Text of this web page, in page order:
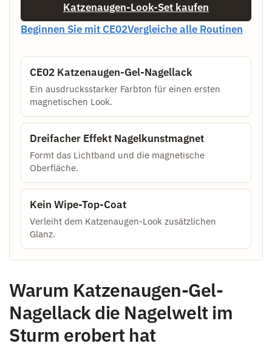
Katzenaugen-Look-Set kaufen
Beginnen Sie mit CE02Vergleiche alle Routinen
CE02 Katzenaugen-Gel-Nagellack
Ein ausdrucksstarker Farbton für einen ersten
magnetischen Look.
Dreifacher Effekt Nagelkunstmagnet
Formt das Lichtband und die magnetische
Oberfläche.
Kein Wipe-Top-Coat
Verleiht dem Katzenaugen-Look zusätzlichen
Glanz.
Warum Katzenaugen-Gel-
Nagellack die Nagelwelt im
Sturm erobert hat